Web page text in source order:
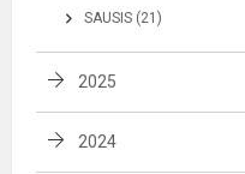
SAUSIS (21)
2025
2024